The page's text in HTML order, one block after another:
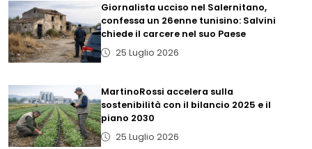
Giornalista ucciso nel Salernitano,
confessa un 26enne tunisino: Salvini
chiede il carcere nel suo Paese
25 Luglio 2026
MartinoRossi accelera sulla
sostenibilità con il bilancio 2025 e il
piano 2030
25 Luglio 2026